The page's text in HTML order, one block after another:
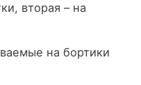
вторая – на
на бортики